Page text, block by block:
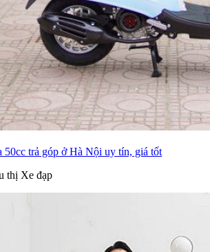
50cc trả góp ở Hà Nội uy tín, giá tốt
thị Xe đạp